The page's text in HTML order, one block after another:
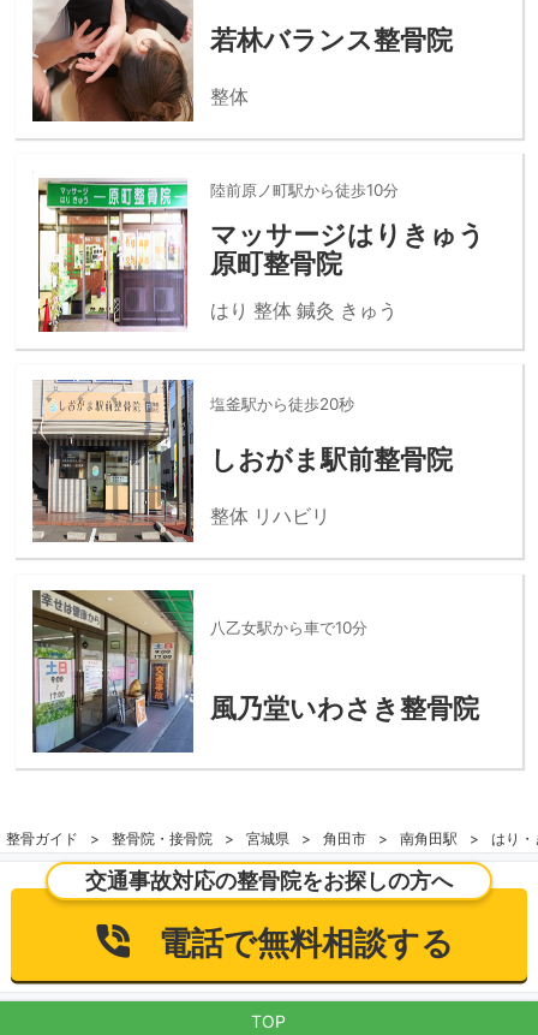
若林バランス整骨院
整体
陸前原ノ町駅から徒歩10分
マッサージはりきゅう
原町整骨院
はり 整体 鍼灸 きゅう
塩釜駅から徒歩20秒
しおがま駅前整骨院
整体 リハビリ
八乙女駅から車で10分
風乃堂いわさき整骨院
整骨ガイド 整骨院・接骨院 宮城県 角田市 南角田駅 はり・
交通事故対応の整骨院をお探しの方へ
電話で無料相談する
TOP